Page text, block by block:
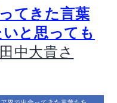
てきた言葉
と思っても
田中大貴さ